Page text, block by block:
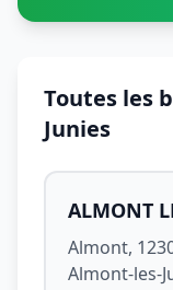
Toutes les
Junies
ALMONT
Almont,
Almont-les-